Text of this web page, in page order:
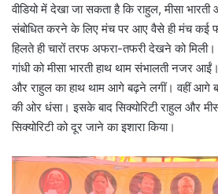
वीडियो में देखा जा सकता है कि राहुल, मीसा
संबोधित करने के लिए मंच पर आए वैसे ही मंच कई
हिलते ही चारों तरफ अफरा-तफरी देखने को
गांधी को मीसा भारती हाथ थाम संभालती नजर
और राहुल का हाथ थाम आगे बढ़ने लगीं। वहीं आगे
की ओर धंसा। इसके बाद सिक्योरिटी राहुल और
सिक्योरिटी को दूर जाने का इशारा किया।